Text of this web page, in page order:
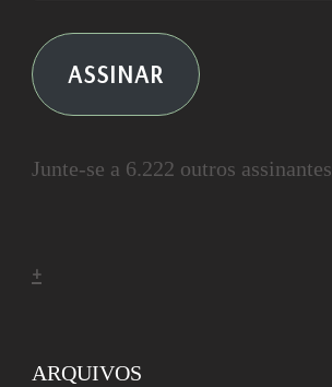
ASSINAR
Junte-se a 6.222 outros assinantes
+
ARQUIVOS